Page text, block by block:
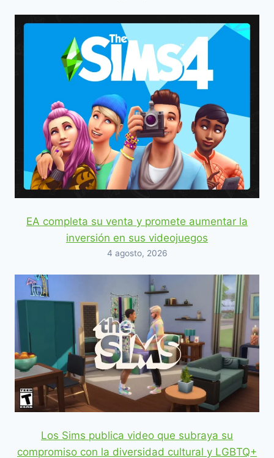
EA completa su venta y promete aumentar la
inversión en sus videojuegos
4 agosto, 2026
Los Sims publica video que subraya su
compromiso con la diversidad cultural y LGBTQ+